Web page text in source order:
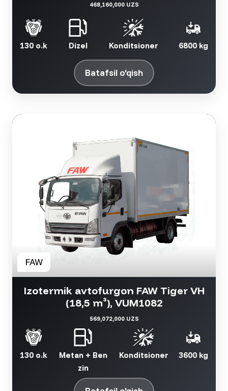
468,160,000 UZS
130 o.k Dizel Konditsioner 6800 kg
Batafsil o'qish
Izotermik avtofurgon FAW Tiger VH
(18,5 m³), VUM1082
569,072,000 UZS
130 o.k
Metan + Ben
zin
Konditsioner 3600 kg